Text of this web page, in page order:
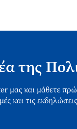
της
μας και μάθετε
και τις